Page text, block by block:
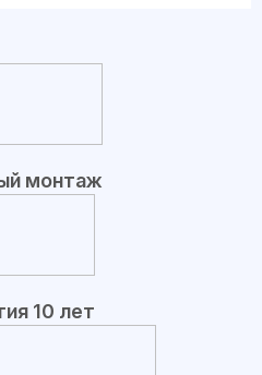
монтаж
10 лет